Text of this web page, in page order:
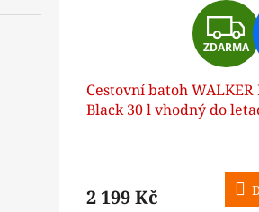
ZDARMA
Cestovní batoh
Black 30 l vhodný do
2 199 Kč